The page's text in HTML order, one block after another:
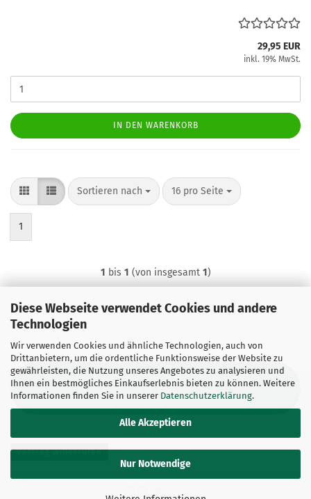
Diese Webseite verwendet Cookies und andere
Technologien
Wir verwenden Cookies und ähnliche Technologien, auch von
Drittanbietern, um die ordentliche Funktionsweise der Website zu
gewährleisten, die Nutzung unseres Angebotes zu analysieren und
Ihnen ein bestmögliches Einkaufserlebnis bieten zu können. Weitere
Informationen finden Sie in unserer Datenschutzerklärung.
Alle Akzeptieren
Nur Notwendige
29,95 EUR
inkl. 19% MwSt.
IN DEN WARENKORB
Sortieren nach
Sortieren nach 16 pro Seite
pro Seite
1
1 bis 1 (von insgesamt 1)
Versand-und Zahlungsbedingungen | Widerrufsrecht |
Datenschutz
| Kontakt | Impressum
Vertrag widerrufen